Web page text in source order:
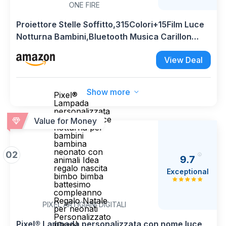
ONE FIRE
Proiettore Stelle Soffitto,315Colori+15Film Luce
Notturna Bambini,Bluetooth Musica Carillon
Neonati,Ricaricabile&Telecomando Gioco
Bambino 1 2 3 4 5 anno,Regalo Neonato Regalo
View Deal
Show more
Value for Money
02
Pixel®
Lampada
personalizzata
con nome luce
notturna per
bambini
bambina
neonato con
animali Idea
regalo nascita
bimbo bimba
battesimo
compleanno
Regalo Natale
per neonati
Personalizzato
PIXEL ARTIGIANI DIGITALI
9.7
Exceptional
Pixel® Lampada personalizzata con nome luce